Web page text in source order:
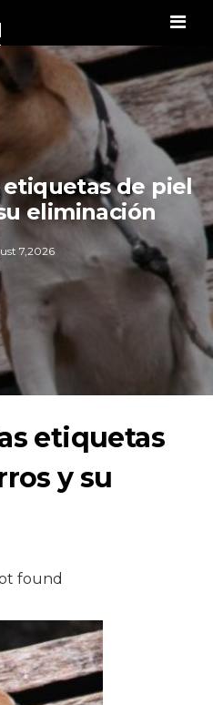
de piel
eliminación
7,2026
etiquetas
y su
found